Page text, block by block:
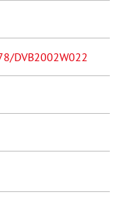
DVB2002W022